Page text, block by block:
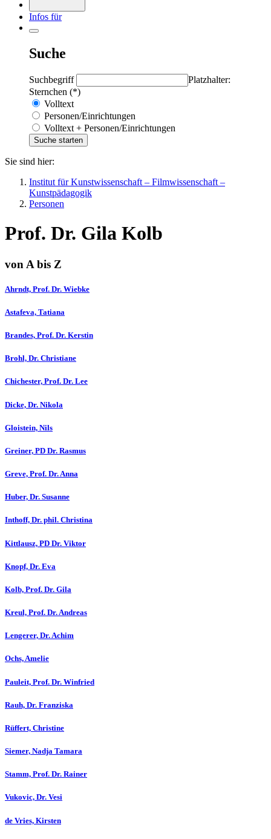
Infos für
Suche
Suchbegriff
Platzhalter:
Sternchen (*)
Volltext
Personen/Einrichtungen
Volltext + Personen/Einrichtungen
Sie sind hier:
Institut für Kunstwissenschaft – Filmwissenschaft –
Kunstpädagogik
Personen
Prof. Dr. Gila Kolb
von A bis Z
Ahrndt, Prof. Dr. Wiebke
Astafeva, Tatiana
Brandes, Prof. Dr. Kerstin
Brohl, Dr. Christiane
Chichester, Prof. Dr. Lee
Dicke, Dr. Nikola
Gloistein, Nils
Greiner, PD Dr. Rasmus
Greve, Prof. Dr. Anna
Huber, Dr. Susanne
Inthoff, Dr. phil. Christina
Kittlausz, PD Dr. Viktor
Knopf, Dr. Eva
Kolb, Prof. Dr. Gila
Kreul, Prof. Dr. Andreas
Lengerer, Dr. Achim
Ochs, Amelie
Pauleit, Prof. Dr. Winfried
Rauh, Dr. Franziska
Rüffert, Christine
Siemer, Nadja Tamara
Stamm, Prof. Dr. Rainer
Vukovic, Dr. Vesi
de Vries, Kirsten